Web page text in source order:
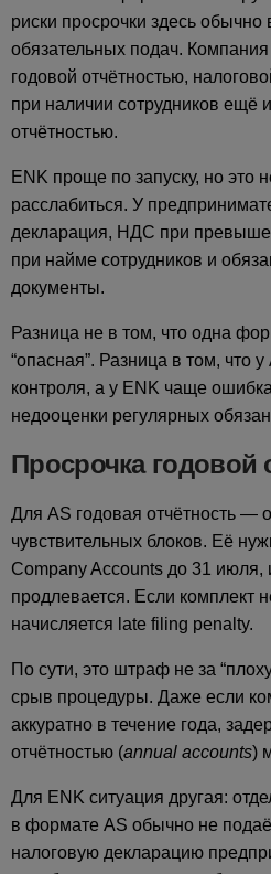
риски просрочки здесь
обязательных подач.
годовой отчётностью,
при наличии сотрудников ещё
отчётностью.
ENK проще по запуску, но это
расслабиться. У
декларация, НДС при
при найме сотрудников и
документы.
Разница не в том, что одна
“опасная”. Разница в том, что
контроля, а у ENK чаще
недооценки регулярных
Просрочка годовой
Для AS годовая отчётность —
чувствительных блоков. Её
Company Accounts до 31 июля,
продлевается. Если комплект
начисляется late filing penalty.
По сути, это штраф не за
срыв процедуры. Даже если
аккуратно в течение года,
отчётностью (annual accounts)
Для ENK ситуация другая:
в формате AS обычно не
налоговую декларацию